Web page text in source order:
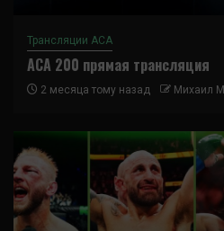
Трансляции ACA
ACA 200 прямая трансляция
2 месяца тому назад Михаил